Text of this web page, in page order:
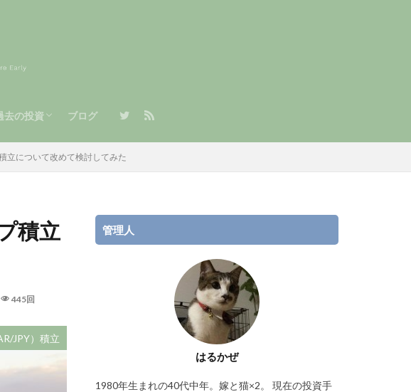
去の投資
手動トラリピ（第1章）
メキシコペソ（MXN/JPY）積立
南アフリカランド（ZAR/JPY）積立
ビットコイン
運用報告（第1章）
自動トラリピ
ブログ
立について改めて検討してみた
積立
445回
JPY）積立
管理人
はるかぜ
1980年生まれの40代中年。嫁と猫×2。 現在の投資手